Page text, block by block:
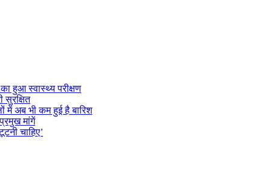
का हुआ स्वास्थ्य परीक्षण
में अब भी कम हुई है बारिश
मांगें
चाहिए’